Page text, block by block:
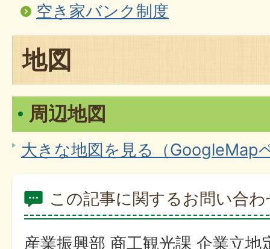
空き家バンク制度
地図
周辺地図
大きな地図を見る（GoogleMap
この記事に関するお問い合
産業振興部 商工観光課 企業立地